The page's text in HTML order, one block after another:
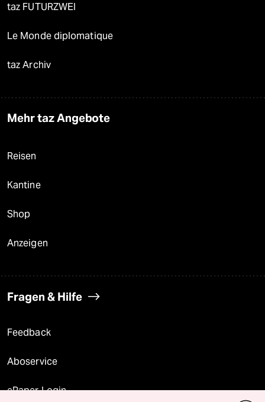
taz FUTURZWEI
Le Monde diplomatique
taz Archiv
Mehr taz Angebote
Reisen
Kantine
Shop
Anzeigen
Fragen & Hilfe
Feedback
Aboservice
ePaper Login